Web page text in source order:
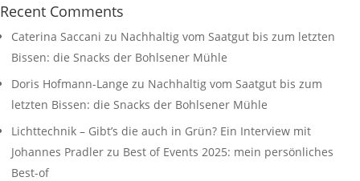
Recent Comments
Caterina Saccani zu Nachhaltig vom Saatgut bis zum letzten
Bissen: die Snacks der Bohlsener Mühle
Doris Hofmann-Lange zu Nachhaltig vom Saatgut bis zum
letzten Bissen: die Snacks der Bohlsener Mühle
Lichttechnik – Gibt’s die auch in Grün? Ein Interview mit
Johannes Pradler zu Best of Events 2025: mein persönliches
Best-of